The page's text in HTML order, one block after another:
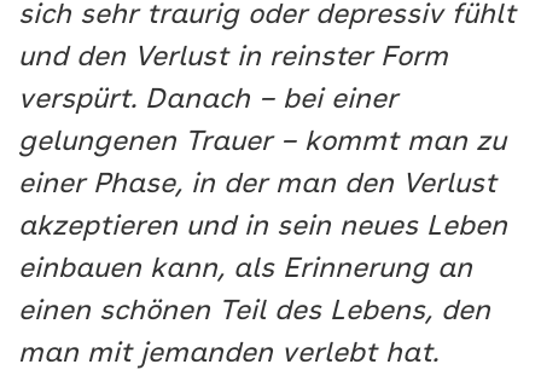
sich sehr traurig oder depressiv fühlt
und den Verlust in reinster Form
verspürt. Danach – bei einer
gelungenen Trauer – kommt man zu
einer Phase, in der man den Verlust
akzeptieren und in sein neues Leben
einbauen kann, als Erinnerung an
einen schönen Teil des Lebens, den
man mit jemanden verlebt hat.